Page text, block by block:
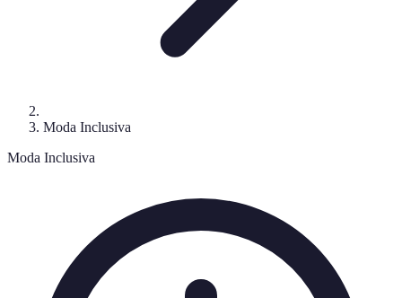
Moda Inclusiva
Moda Inclusiva